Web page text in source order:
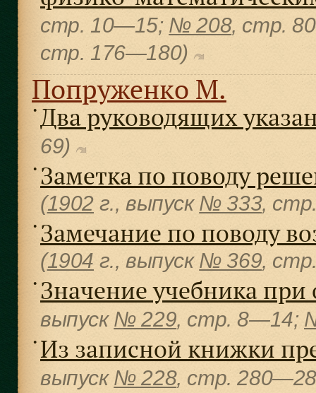
cтр. 10—15; № 208, cтр.
cтр. 176—180)
Попруженко М.
● Два руководящих
69)
● Заметка по поводу
(1902 г., выпуск № 333,
● Замечание по поводу
(1904 г., выпуск № 369,
● Значение учебника
выпуск № 229, cтр. 8—14;
● Из записной книжки
выпуск № 228, cтр.